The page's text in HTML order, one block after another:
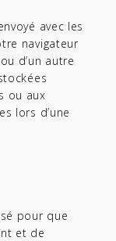
avec les
navigateur
d’un autre
ou aux
lors d’une
pour que
et de